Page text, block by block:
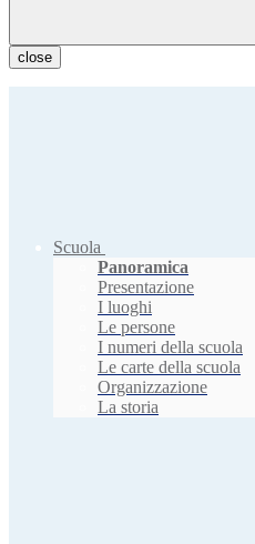
close
Scuola
Panoramica
Presentazione
I luoghi
Le persone
I numeri della scuola
Le carte della scuola
Organizzazione
La storia